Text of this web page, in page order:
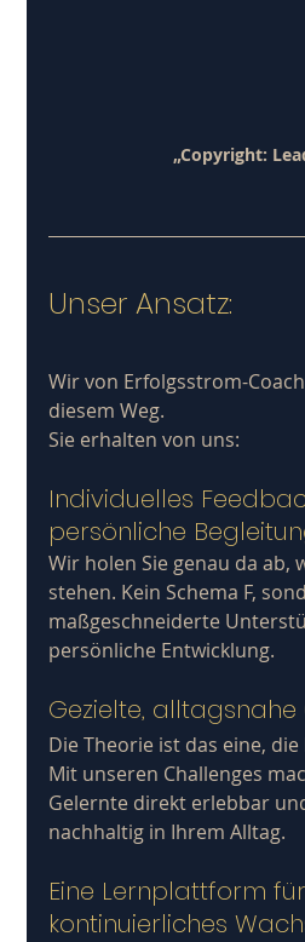
„Copyright:
Unser Ansatz:
Wir von Erfolgsstrom-
diesem Weg.
Sie erhalten von uns:
Individuelles
persönliche
Wir holen Sie genau da ab,
stehen. Kein Schema F,
maßgeschneiderte
persönliche Entwicklung.
Gezielte,
Die Theorie ist das eine,
Mit unseren Challenges
Gelernte direkt erlebbar
nachhaltig in Ihrem Alltag.
Eine Lernplattform für
kontinuierliches